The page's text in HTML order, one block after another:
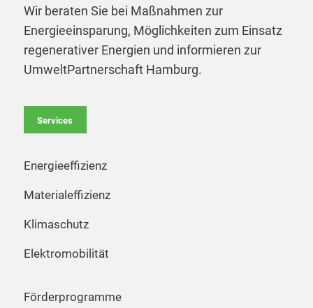
Wir beraten Sie bei Maßnahmen zur
Energieeinsparung, Möglichkeiten zum Einsatz
regenerativer Energien und informieren zur
UmweltPartnerschaft Hamburg.
Services
Energieeffizienz
Materialeffizienz
Klimaschutz
Elektromobilität
Förderprogramme